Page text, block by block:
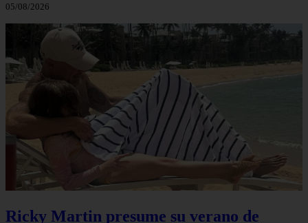
05/08/2026
Ricky Martin presume su verano de